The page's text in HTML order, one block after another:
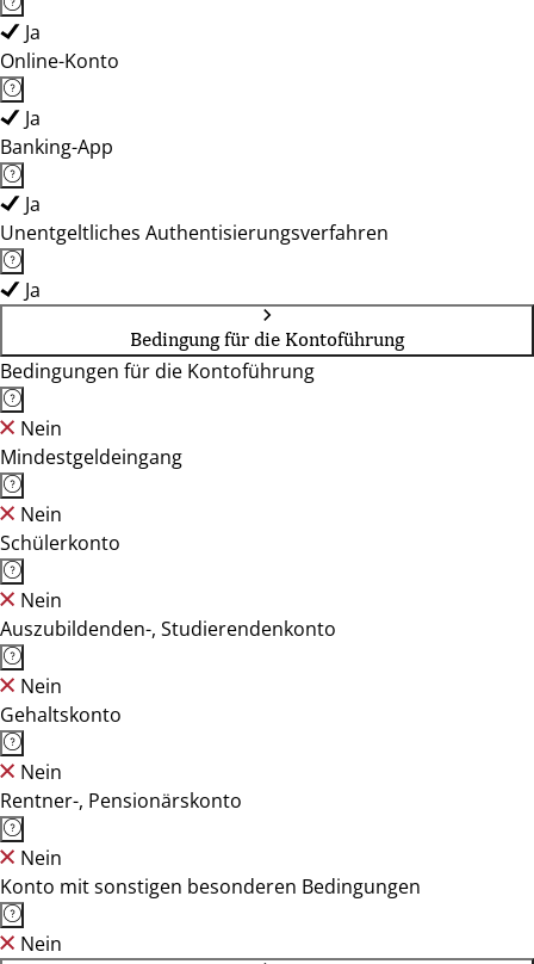
Ja
Online-Konto
Ja
Banking-App
Ja
Unentgeltliches Authentisierungsverfahren
Ja
Bedingung für die Kontoführung
Bedingungen für die Kontoführung
Nein
Mindestgeldeingang
Nein
Schülerkonto
Nein
Auszubildenden-, Studierendenkonto
Nein
Gehaltskonto
Nein
Rentner-, Pensionärskonto
Nein
Konto mit sonstigen besonderen Bedingungen
Nein